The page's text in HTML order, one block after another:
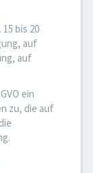
bis 20
auf
auf
ein
zu, die auf